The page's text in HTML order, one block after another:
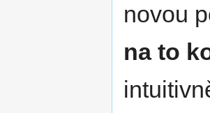
novou
na to